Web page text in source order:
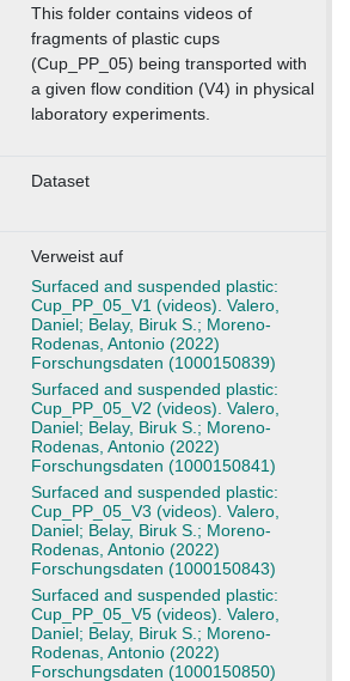
This folder contains videos of
fragments of plastic cups
(Cup_PP_05) being transported with
a given flow condition (V4) in physical
laboratory experiments.
Dataset
Verweist auf
Surfaced and suspended plastic:
Cup_PP_05_V1 (videos). Valero,
Daniel; Belay, Biruk S.; Moreno-
Rodenas, Antonio (2022)
Forschungsdaten (1000150839)
Surfaced and suspended plastic:
Cup_PP_05_V2 (videos). Valero,
Daniel; Belay, Biruk S.; Moreno-
Rodenas, Antonio (2022)
Forschungsdaten (1000150841)
Surfaced and suspended plastic:
Cup_PP_05_V3 (videos). Valero,
Daniel; Belay, Biruk S.; Moreno-
Rodenas, Antonio (2022)
Forschungsdaten (1000150843)
Surfaced and suspended plastic:
Cup_PP_05_V5 (videos). Valero,
Daniel; Belay, Biruk S.; Moreno-
Rodenas, Antonio (2022)
Forschungsdaten (1000150850)